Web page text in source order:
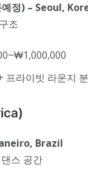
정) – Seoul,
조
프라이빗 라운지
Brazil
스 공간